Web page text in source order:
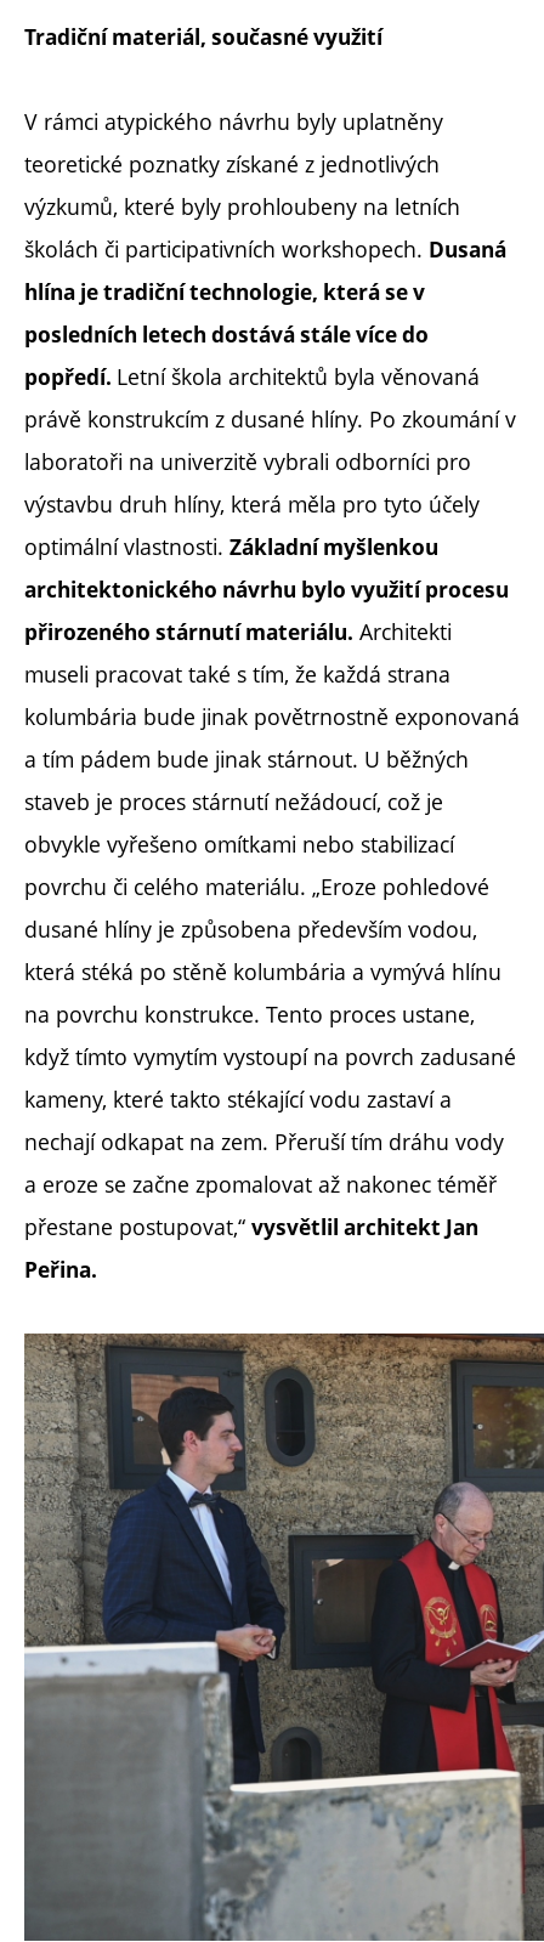
Tradiční materiál, současné využití
V rámci atypického návrhu byly uplatněny
teoretické poznatky získané z jednotlivých
výzkumů, které byly prohloubeny na letních
školách či participativních workshopech. Dusaná
hlína je tradiční technologie, která se v
posledních letech dostává stále více do
popředí. Letní škola architektů byla věnovaná
právě konstrukcím z dusané hlíny. Po zkoumání v
laboratoři na univerzitě vybrali odborníci pro
výstavbu druh hlíny, která měla pro tyto účely
optimální vlastnosti. Základní myšlenkou
architektonického návrhu bylo využití procesu
přirozeného stárnutí materiálu. Architekti
museli pracovat také s tím, že každá strana
kolumbária bude jinak povětrnostně exponovaná
a tím pádem bude jinak stárnout. U běžných
staveb je proces stárnutí nežádoucí, což je
obvykle vyřešeno omítkami nebo stabilizací
povrchu či celého materiálu. „Eroze pohledové
dusané hlíny je způsobena především vodou,
která stéká po stěně kolumbária a vymývá hlínu
na povrchu konstrukce. Tento proces ustane,
když tímto vymytím vystoupí na povrch zadusané
kameny, které takto stékající vodu zastaví a
nechají odkapat na zem. Přeruší tím dráhu vody
a eroze se začne zpomalovat až nakonec téměř
přestane postupovat,“ vysvětlil architekt Jan
Peřina.